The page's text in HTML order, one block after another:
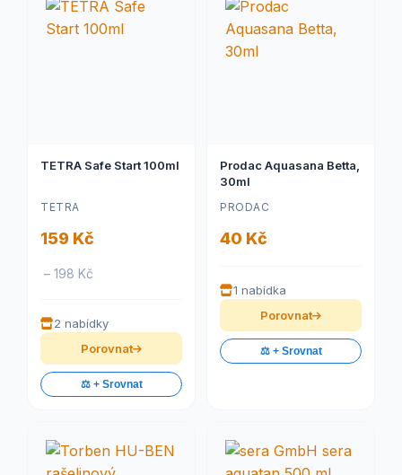
TETRA Safe Start 100ml
TETRA
159 Kč
– 198 Kč
2 nabídky
Porovnat
⚖️ + Srovnat
Prodac Aquasana Betta,
30ml
PRODAC
40 Kč
1 nabídka
Porovnat
⚖️ + Srovnat